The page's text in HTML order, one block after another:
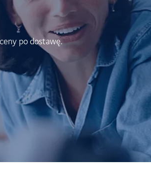
po dostawę.